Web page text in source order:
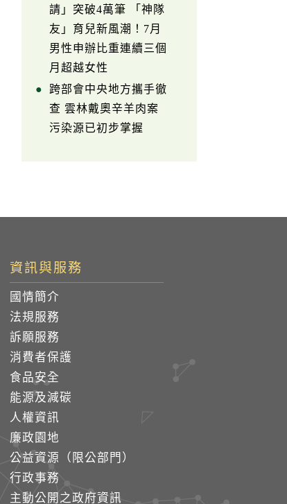
請」突破4萬筆 「神隊
友」育兒新風潮！7月
男性申辦比重連續三個
月超越女性
跨部會中央地方攜手徹
查 雲林戴奧辛羊肉案
污染源已初步掌握
資訊與服務
國情簡介
法規服務
訴願服務
消費者保護
食品安全
能源及減碳
人權資訊
廉政園地
公益資源（限公部門）
行政事務
主動公開之政府資訊